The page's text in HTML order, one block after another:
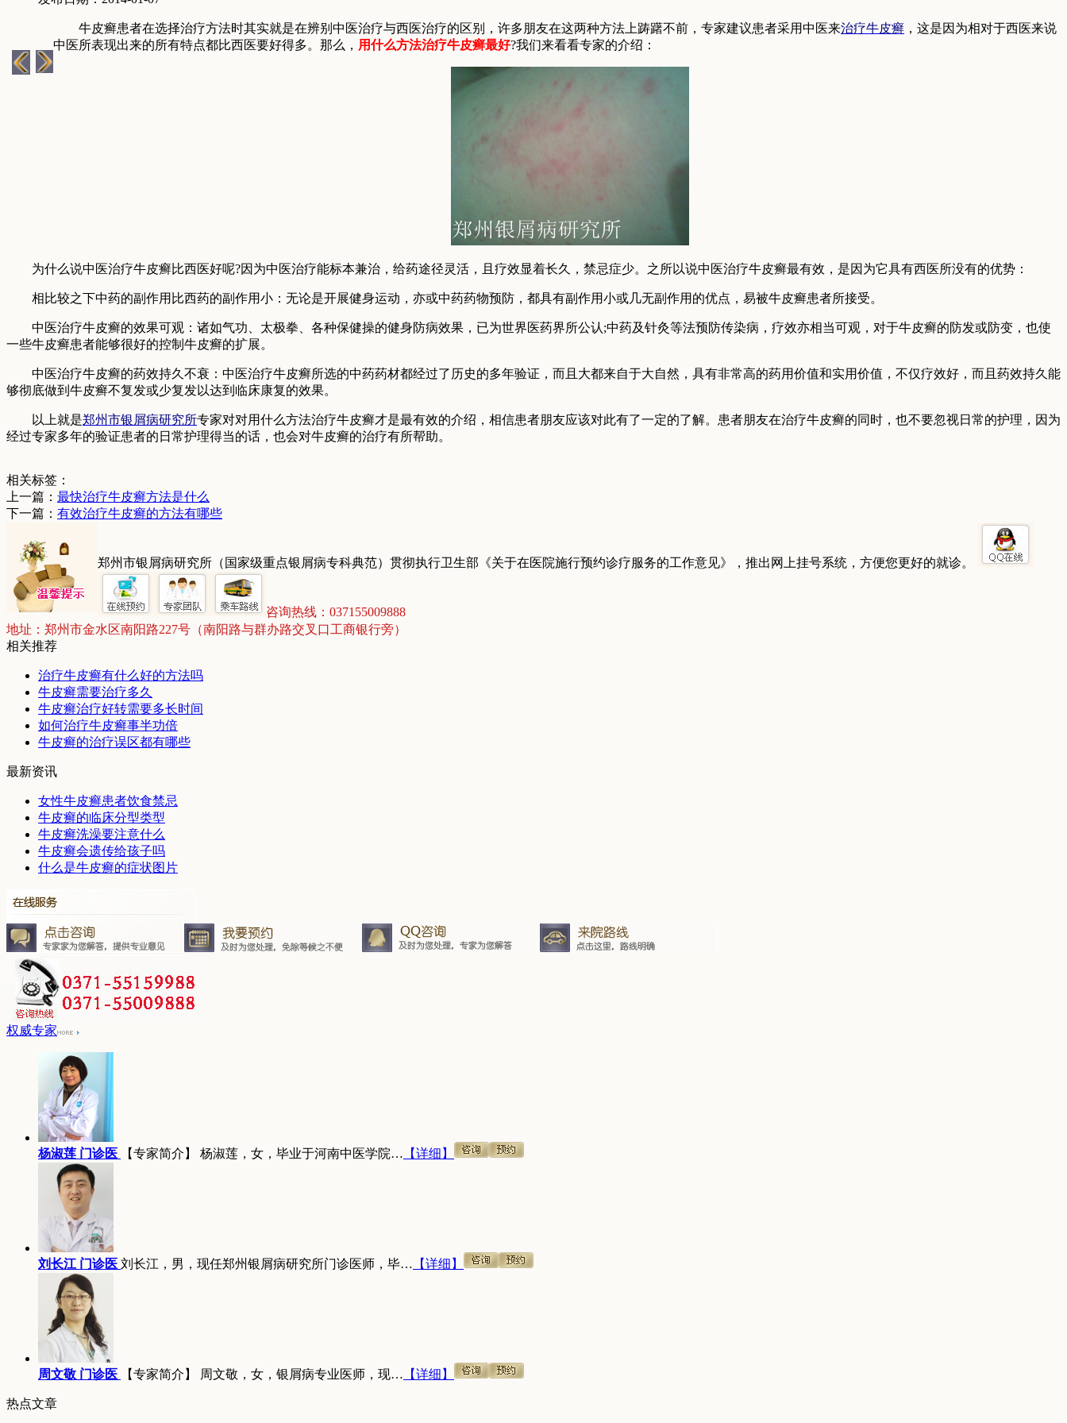
牛皮癣患者在选择治疗方法时其实就是在辨别中医治疗与西医治疗的区别，许多朋友在这两种方法上踌躇不前，专家建议患者采用中医来治疗牛皮癣 ，这是因为相对于西医来说
中医所表现出来的所有特点都比西医要好得多。那么， 用什么方法治疗牛皮癣最好?我们来看看专家的介绍：
为什么说中医治疗牛皮癣比西医好呢?因为中医治疗能标本兼治，给药途径灵活，且疗效显着长久，禁忌症少。之所以说中医治疗牛皮癣最有效，是因为它具有西医所没有的优势：
相比较之下中药的副作用比西药的副作用小：无论是开展健身运动，亦或中药药物预防，都具有副作用小或几无副作用的优点，易被牛皮癣患者所接受。
中医治疗牛皮癣的效果可观：诸如气功、太极拳、各种保健操的健身防病效果，已为世界医药界所公认;中药及针灸等法预防传染病，疗效亦相当可观，对于牛皮癣的防发或防变，也使
一些牛皮癣患者能够很好的控制牛皮癣的扩展。
中医治疗牛皮癣的药效持久不衰：中医治疗牛皮癣所选的中药药材都经过了历史的多年验证，而且大都来自于大自然，具有非常高的药用价值和实用价值，不仅疗效好，而且药效持久能
够彻底做到牛皮癣不复发或少复发以达到临床康复的效果。
以上就是郑州市银屑病研究所专家对对用什么方法治疗牛皮癣才是最有效的介绍，相信患者朋友应该对此有了一定的了解。患者朋友在治疗牛皮癣的同时，也不要忽视日常的护理，因为
经过专家多年的验证患者的日常护理得当的话，也会对牛皮癣的治疗有所帮助。
相关标签：
上一篇： 最快治疗牛皮癣方法是什么
下一篇： 有效治疗牛皮癣的方法有哪些
郑州市银屑病研究所（国家级重点银屑病专科典范）贯彻执行卫生部《关于在医院施行预约诊疗服务的工作意见》，推出网上挂号系统，方便您更好的就诊。
咨询热线：037155009888
地址：郑州市金水区南阳路227号（南阳路与群办路交叉口工商银行旁）
相关推荐
治疗牛皮癣有什么好的方法吗
牛皮癣需要治疗多久
牛皮癣治疗好转需要多长时间
如何治疗牛皮癣事半功倍
牛皮癣的治疗误区都有哪些
最新资讯
女性牛皮癣患者饮食禁忌
牛皮癣的临床分型类型
牛皮癣洗澡要注意什么
牛皮癣会遗传给孩子吗
什么是牛皮癣的症状图片
权威专家
杨淑莲 门诊医 【专家简介】 杨淑莲，女，毕业于河南中医学院… 【详细】
刘长江 门诊医 刘长江，男，现任郑州银屑病研究所门诊医师，毕… 【详细】
周文敬 门诊医 【专家简介】 周文敬，女，银屑病专业医师，现… 【详细】
热点文章